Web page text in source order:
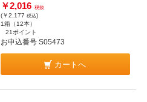
￥2,016 税抜
(￥2,177 税込)
1箱（12本）
21ポイント
お申込番号 S05473
カートへ